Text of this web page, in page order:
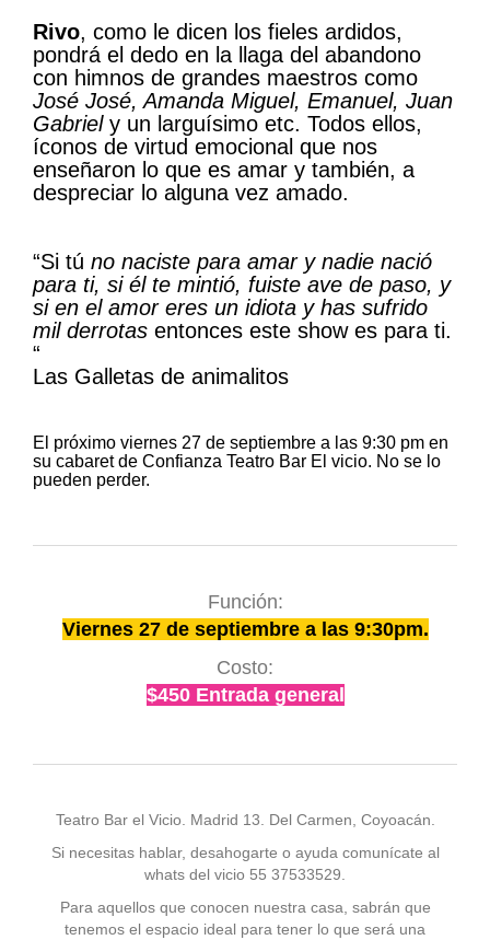
Rivo, como le dicen los fieles ardidos,
pondrá el dedo en la llaga del abandono
con himnos de grandes maestros como
José José, Amanda Miguel, Emanuel, Juan
Gabriely un larguísimo etc. Todos ellos,
íconos de virtud emocional que nos
enseñaron lo que es amar y también, a
despreciar lo alguna vez amado.
“Si tú no naciste para amar y nadie nació
para ti, si él te mintió, fuiste ave de paso, y
si en el amor eres un idiota y has sufrido
mil derrotas entonces este show es para ti.
“
Las Galletas de animalitos
El próximo viernes 27 de septiembre a las 9:30 pm en
su cabaret de Confianza Teatro Bar El vicio. No se lo
pueden perder.
Función:
Viernes 27 de septiembre a las 9:30pm.
Costo:
$450 Entrada general
Teatro Bar el Vicio. Madrid 13. Del Carmen, Coyoacán.
Si necesitas hablar, desahogarte o ayuda comunícate al
whats del vicio 55 37533529.
Para aquellos que conocen nuestra casa, sabrán que
tenemos el espacio ideal para tener lo que será una